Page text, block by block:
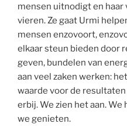
mensen uitnodigt en haar
vieren. Ze gaat Urmi
mensen enzovoort,
elkaar steun bieden door
geven, bundelen van
aan veel zaken werken:
waarde voor de
erbij. We zien het aan.
we genieten.